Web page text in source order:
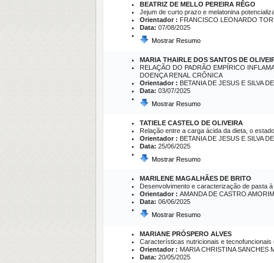
BEATRIZ DE MELLO PEREIRA RÊGO
Jejum de curto prazo e melatonina
Orientador : FRANCISCO LEONARDO
Data: 07/08/2025
Mostrar Resumo
MARIA THAIRLE DOS SANTOS DE
RELAÇÃO DO PADRÃO EMPÍRICO
DOENÇA RENAL CRÔNICA
Orientador : BETANIA DE JESUS E SILVA
Data: 03/07/2025
Mostrar Resumo
TATIELE CASTELO DE OLIVEIRA
Relação entre a carga ácida da dieta, o
Orientador : BETANIA DE JESUS E SILVA
Data: 25/06/2025
Mostrar Resumo
MARILENE MAGALHÃES DE BRITO
Desenvolvimento e caracterização de pasta
Orientador : AMANDA DE CASTRO
Data: 06/06/2025
Mostrar Resumo
MARIANE PRÓSPERO ALVES
Características nutricionais e
Orientador : MARIA CHRISTINA SANCHES
Data: 20/05/2025